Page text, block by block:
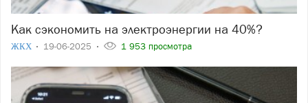
Как сэкономить на электроэнергии на 40%?
ЖКХ 19-06-2025 1 953 просмотра